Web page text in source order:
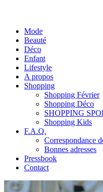
Mode
Beauté
Déco
Enfant
Lifestyle
A propos
Shopping
Shopping Février
Shopping Déco
SHOPPING
Shopping Kids
F.A.Q.
Correspondance
Bonnes adresses
Pressbook
Contact